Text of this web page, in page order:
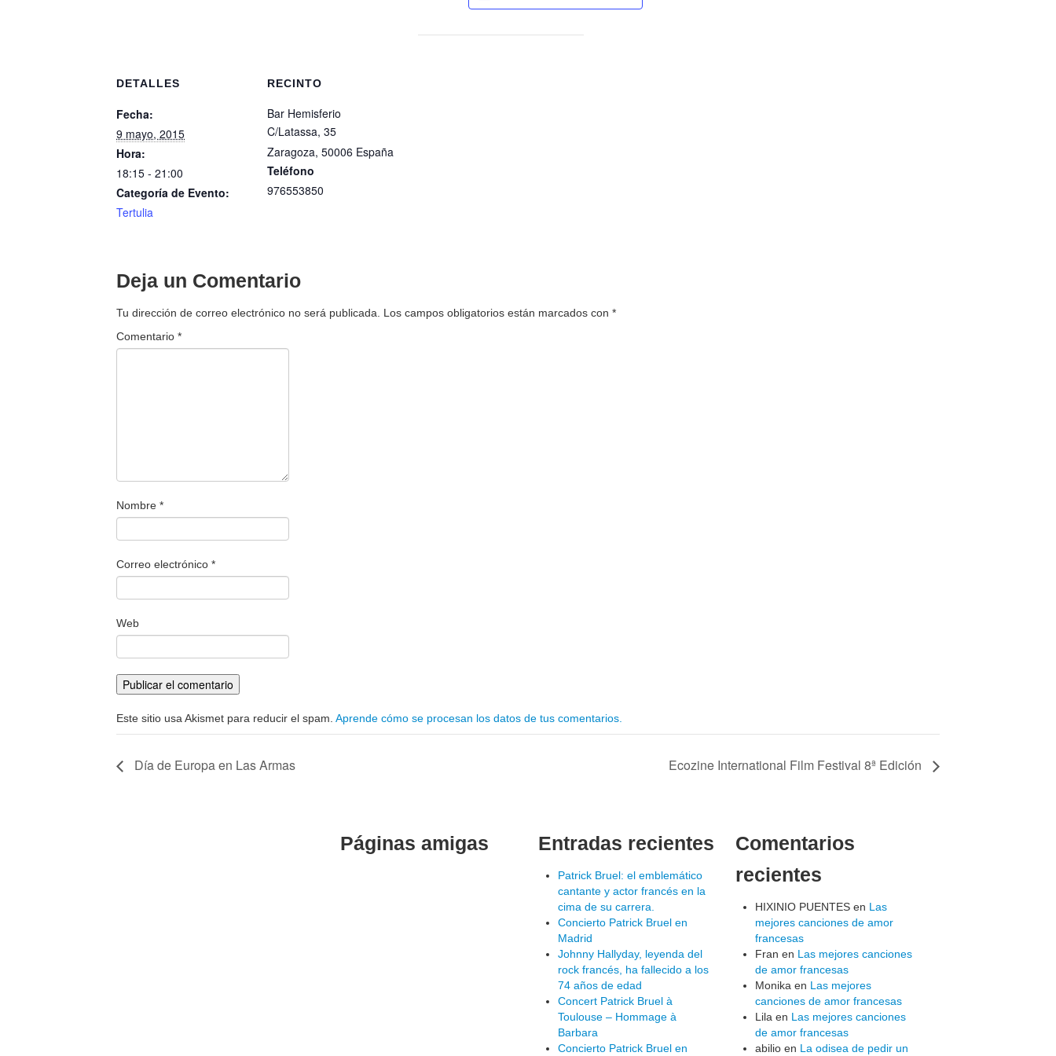
DETALLES
Fecha:
9 mayo, 2015
Hora:
18:15 - 21:00
Categoría de Evento:
Tertulia
RECINTO
Bar Hemisferio
C/Latassa, 35
Zaragoza, 50006 España
Teléfono
976553850
Deja un Comentario
Tu dirección de correo electrónico no será publicada. Los campos obligatorios están marcados con *
Comentario *
Nombre *
Correo electrónico *
Web
Este sitio usa Akismet para reducir el spam. Aprende cómo se procesan los datos de tus comentarios.
Día de Europa en Las Armas Ecozine International Film Festival 8ª Edición
Páginas amigas Entradas recientes
Patrick Bruel: el emblemático
cantante y actor francés en la
cima de su carrera.
Concierto Patrick Bruel en
Madrid
Johnny Hallyday, leyenda del
rock francés, ha fallecido a los
74 años de edad
Concert Patrick Bruel à
Toulouse – Hommage à
Barbara
Concierto Patrick Bruel en
Comentarios
recientes
HIXINIO PUENTESen Las
mejores canciones de amor
francesas
Fran en Las mejores canciones
de amor francesas
Monika en Las mejores
canciones de amor francesas
Lila en Las mejores canciones
de amor francesas
abilioen La odisea de pedir un